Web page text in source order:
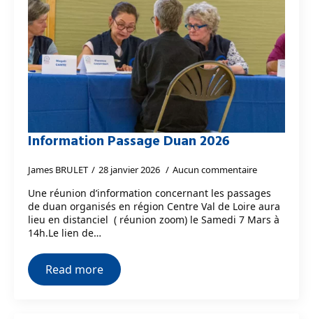
Information Passage Duan 2026
James BRULET 28 janvier 2026 Aucun commentaire
Une réunion d’information concernant les passages
de duan organisés en région Centre Val de Loire aura
lieu en distanciel ( réunion zoom) le Samedi 7 Mars à
14h.Le lien de…
Read more